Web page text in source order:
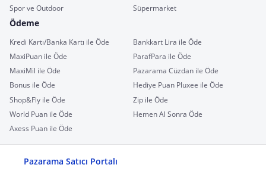
Spor ve Outdoor
Süpermarket
Ödeme
Kredi Kartı/Banka Kartı ile Öde
Bankkart Lira ile Öde
MaxiPuan ile Öde
ParafPara ile Öde
MaxiMil ile Öde
Pazarama Cüzdan ile Öde
Bonus ile Öde
Hediye Puan Pluxee ile Öde
Shop&Fly ile Öde
Zip ile Öde
World Puan ile Öde
Hemen Al Sonra Öde
Axess Puan ile Öde
Pazarama Satıcı Portalı